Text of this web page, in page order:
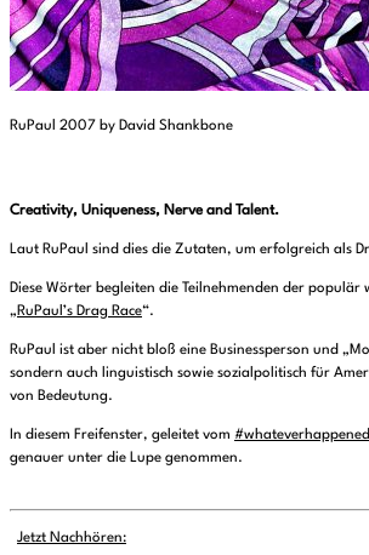
RuPaul 2007 by David Shankbone
Creativity, Uniqueness, Nerve and Talent.
Laut RuPaul sind dies die Zutaten, um erfolgreich als
Diese Wörter begleiten die Teilnehmenden der populär
„ RuPaul’s Drag Race“.
RuPaul ist aber nicht bloß eine Businessperson und
sondern auch linguistisch sowie sozialpolitisch für
von Bedeutung.
In diesem Freifenster, geleitet vom
genauer unter die Lupe genommen.
Jetzt Nachhören: